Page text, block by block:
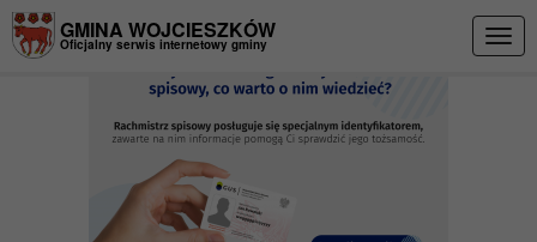
GMINA WOJCIESZKÓW
Oficjalny serwis internetowy gminy